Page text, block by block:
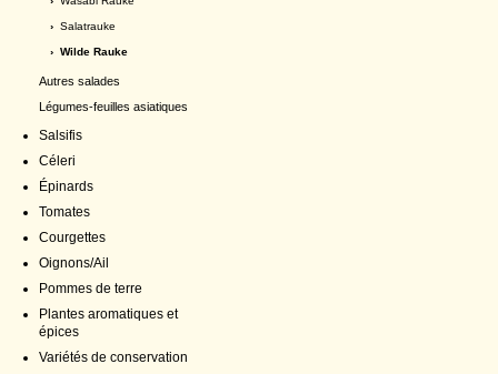
› Salatrauke
› Wilde Rauke
Autres salades
Légumes-feuilles asiatiques
Salsifis
Céleri
Épinards
Tomates
Courgettes
Oignons/Ail
Pommes de terre
Plantes aromatiques et
épices
Variétés de conservation